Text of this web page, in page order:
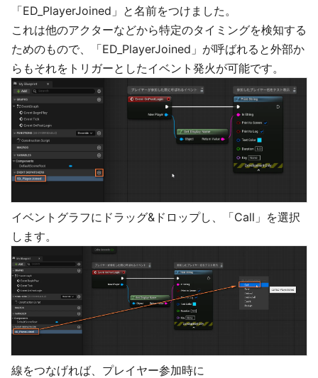
「ED_PlayerJoined」と名前をつけました。
これは他のアクターなどから特定のタイミングを検知する
ためのもので、「ED_PlayerJoined」が呼ばれると外部か
らもそれをトリガーとしたイベント発火が可能です。
イベントグラフにドラッグ&ドロップし、「Call」を選択
します。
線をつなげれば、プレイヤー参加時に